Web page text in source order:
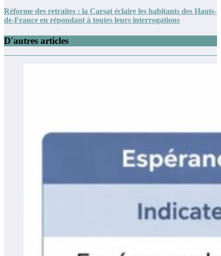
Réforme des retraites : la Carsat éclaire les habitants des Hauts-
de-France en répondant à toutes leurs interrogations
D'autres articles